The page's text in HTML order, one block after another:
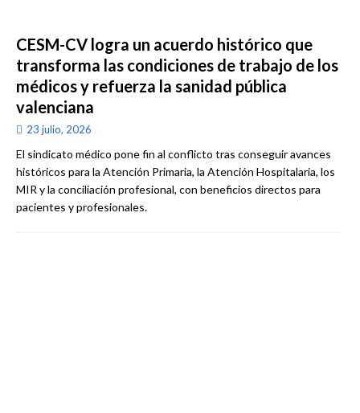
CESM-CV logra un acuerdo histórico que
transforma las condiciones de trabajo de los
médicos y refuerza la sanidad pública
valenciana
23 julio, 2026
El sindicato médico pone fin al conflicto tras conseguir avances
históricos para la Atención Primaria, la Atención Hospitalaria, los
MIR y la conciliación profesional, con beneficios directos para
pacientes y profesionales.